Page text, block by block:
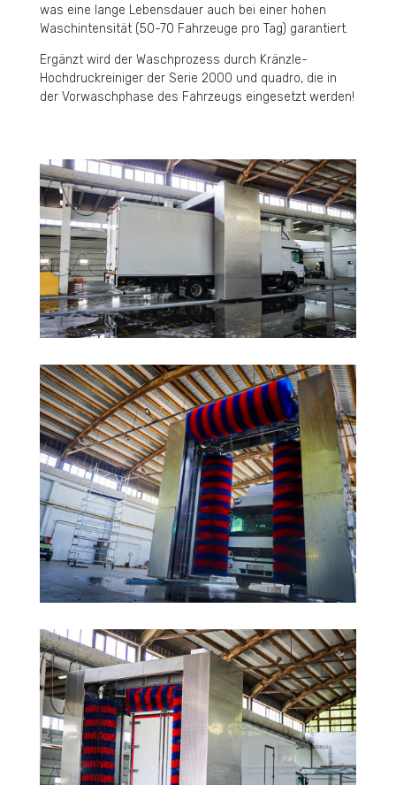
was eine lange Lebensdauer auch bei einer hohen
Waschintensität (50-70 Fahrzeuge pro Tag) garantiert.
Ergänzt wird der Waschprozess durch Kränzle-
Hochdruckreiniger der Serie 2000 und quadro, die in
der Vorwaschphase des Fahrzeugs eingesetzt werden!